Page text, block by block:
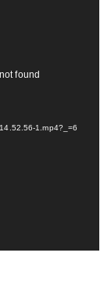
found
1.mp4?_=6